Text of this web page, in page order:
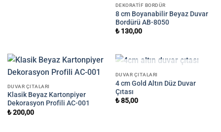
DEKORATIF BORDÜR
8 cm Boyanabilir Beyaz Duvar
Bordürü AB-8050
₺130,00
DUVAR ÇITALARI
Klasik Beyaz Kartonpiyer
Dekorasyon Profili AC-001
₺200,00
STOKTA YOK
DUVAR ÇITALARI
4 cm Gold Altın Düz Duvar
Çıtası
₺85,00